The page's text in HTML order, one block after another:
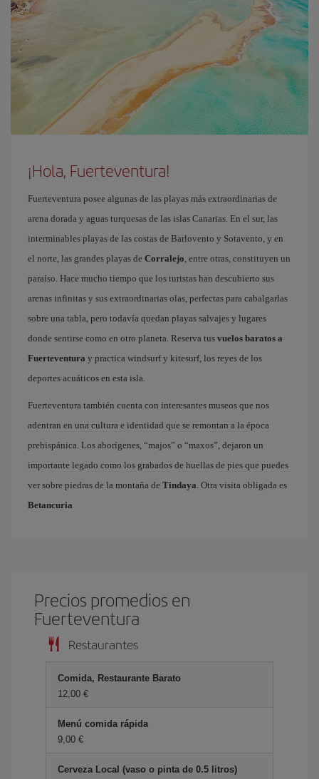
¡Hola, Fuerteventura!
Fuerteventura posee algunas de las playas más extraordinarias de
arena dorada y aguas turquesas de las islas Canarias. En el sur, las
interminables playas de las costas de Barlovento y Sotavento, y en
el norte, las grandes playas de Corralejo, entre otras, constituyen un
paraíso. Hace mucho tiempo que los turistas han descubierto sus
arenas infinitas y sus extraordinarias olas, perfectas para cabalgarlas
sobre una tabla, pero todavía quedan playas salvajes y lugares
donde sentirse como en otro planeta. Reserva tus vuelos baratos a
Fuerteventura y practica windsurf y kitesurf, los reyes de los
deportes acuáticos en esta isla.
Fuerteventura también cuenta con interesantes museos que nos
adentran en una cultura e identidad que se remontan a la época
prehispánica. Los aborígenes, “majos” o “maxos”, dejaron un
importante legado como los grabados de huellas de pies que puedes
ver sobre piedras de la montaña de Tindaya. Otra visita obligada es
Betancuria
Precios promedios en
Fuerteventura
Restaurantes
Comida, Restaurante Barato
12,00 €
Menú comida rápida
9,00 €
Cerveza Local (vaso o pinta de 0.5 litros)